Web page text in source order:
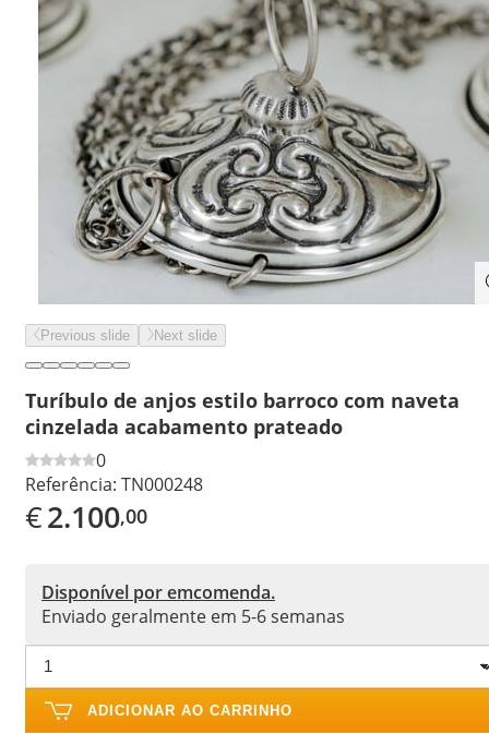
Previous slide Next slide
Turíbulo de anjos estilo barroco com naveta
cinzelada acabamento prateado
0
Referência: TN000248
€2.100,00
Disponível por emcomenda.
Enviado geralmente em 5-6 semanas
ADICIONAR AO CARRINHO